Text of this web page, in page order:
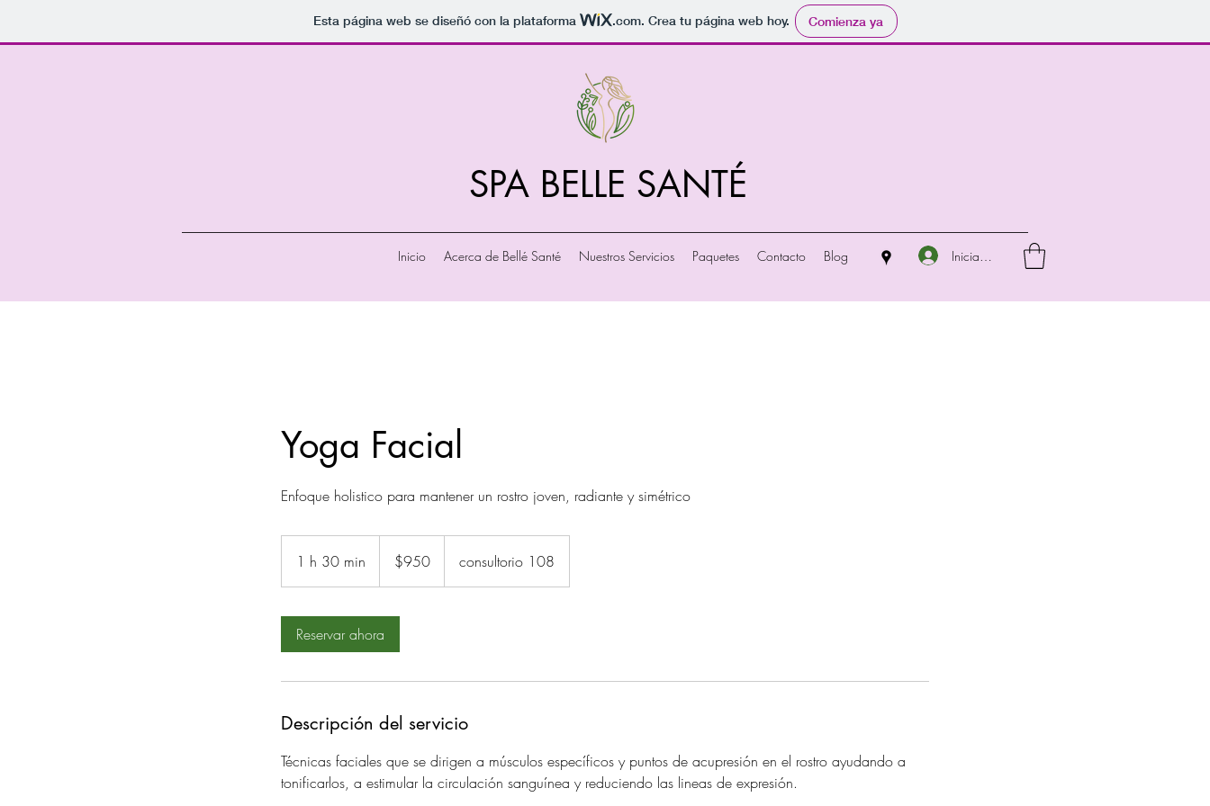
Esta página web se diseñó con la plataforma .com. Crea tu página web hoy. Comienza ya
SPA BELLE SANTÉ
Inicio Acerca de Bellé Santé Nuestros Servicios Paquetes Contacto Blog Iniciar sesión
Yoga Facial
Enfoque holistico para mantener un rostro joven, radiante y simétrico
1 h 30 min
mexicanos
$950 consultorio 108
Reservar ahora
Descripción del servicio
Técnicas faciales que se dirigen a músculos específicos y puntos de acupresión en el rostro ayudando a
tonificarlos, a estimular la circulación sanguínea y reduciendo las lineas de expresión.